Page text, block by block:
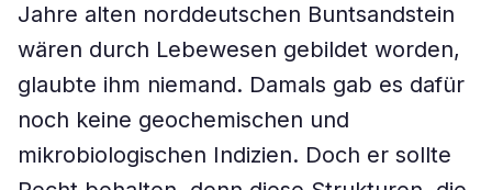
Jahre alten norddeutschen Buntsandstein
wären durch Lebewesen gebildet worden,
glaubte ihm niemand. Damals gab es dafür
noch keine geochemischen und
mikrobiologischen Indizien. Doch er sollte